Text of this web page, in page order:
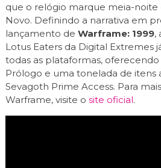
que o relógio marque meia-noite
Novo. Definindo a narrativa em
lançamento de Warframe: 1999,
Lotus Eaters da Digital Extremes
todas as plataformas,
Prólogo e uma tonelada de itens
Sevagoth Prime Access. Para
Warframe, visite o site oficial.